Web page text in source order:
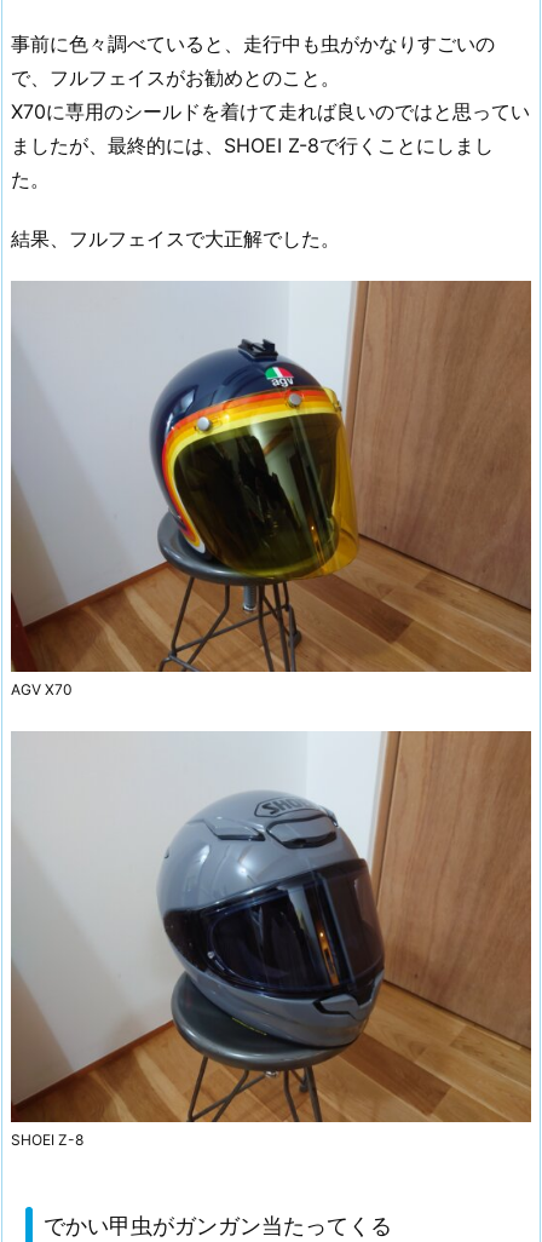
事前に色々調べていると、走行中も虫がかなりすごいの
で、フルフェイスがお勧めとのこと。
X70に専用のシールドを着けて走れば良いのではと思ってい
ましたが、最終的には、SHOEI Z-8で行くことにしまし
た。
結果、フルフェイスで大正解でした。
AGV X70
SHOEI Z-8
でかい甲虫がガンガン当たってくる